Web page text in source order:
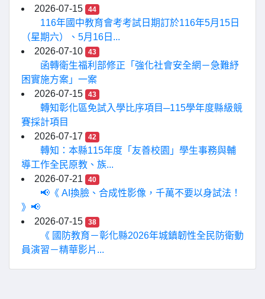
2026-07-15
44
116年國中教育會考考試日期訂於116年5月15日
（星期六）、5月16日...
2026-07-10
43
函轉衛生福利部修正「強化社會安全網－急難紓
困實施方案」一案
2026-07-15
43
轉知彰化區免試入學比序項目─115學年度縣級競
賽採計項目
2026-07-17
42
轉知：本縣115年度「友善校園」學生事務與輔
導工作全民原教、族...
2026-07-21
40
📢《 AI換臉、合成性影像，千萬不要以身試法！
》📢
2026-07-15
38
《 國防教育－彰化縣2026年城鎮韌性全民防衛動
員演習－精華影片...